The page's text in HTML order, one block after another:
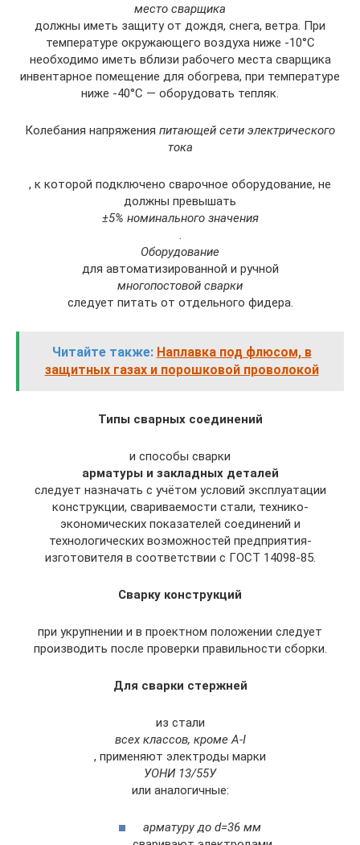
место сварщика
должны иметь защиту от дождя, снега, ветра. При
температуре окружающего воздуха ниже -10°С
необходимо иметь вблизи рабочего места сварщика
инвентарное помещение для обогрева, при температуре
ниже -40°С — оборудовать тепляк.
Колебания напряжения питающей сети электрического
тока
, к которой подключено сварочное оборудование, не
должны превышать
±5% номинального значения
Оборудование
для автоматизированной и ручной
многопостовой сварки
следует питать от отдельного фидера.
Читайте также: Наплавка под флюсом, в
защитных газах и порошковой проволокой
Типы сварных соединений
и способы сварки
арматуры и закладных деталей
следует назначать с учётом условий эксплуатации
конструкции, свариваемости стали, технико-
экономических показателей соединений и
технологических возможностей предприятия-
изготовителя в соответствии с ГОСТ 14098-85.
Сварку конструкций
при укрупнении и в проектном положении следует
производить после проверки правильности сборки.
Для сварки стержней
из стали
всех классов, кроме A-I
, применяют электроды марки
УОНИ 13/55У
или аналогичные:
арматуру до d=36 мм